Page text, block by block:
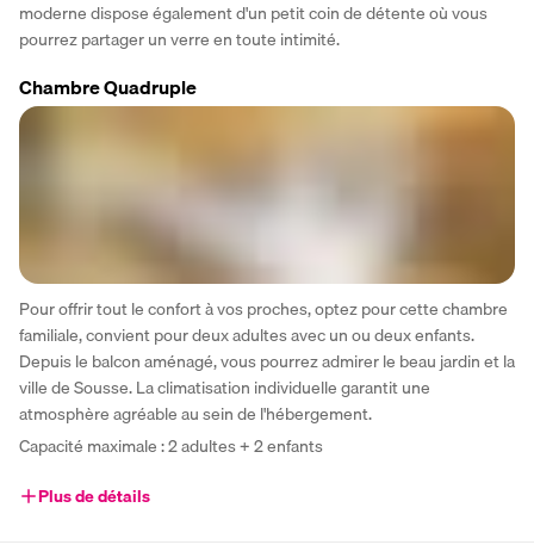
moderne dispose également d'un petit coin de détente où vous
pourrez partager un verre en toute intimité.
Chambre Quadruple
Pour offrir tout le confort à vos proches, optez pour cette chambre
familiale, convient pour deux adultes avec un ou deux enfants.
Depuis le balcon aménagé, vous pourrez admirer le beau jardin et la
ville de Sousse. La climatisation individuelle garantit une
atmosphère agréable au sein de l'hébergement.
Capacité maximale : 2 adultes + 2 enfants
Plus de détails